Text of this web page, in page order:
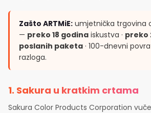
Zašto ARTMiE: umjetnička trgovina
— preko 18 godina iskustva · preko
poslanih paketa · 100-dnevni
razloga.
1. Sakura u kratkim crtama
Sakura Color Products Corporation